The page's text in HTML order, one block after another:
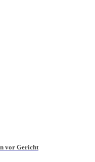
vor Gericht